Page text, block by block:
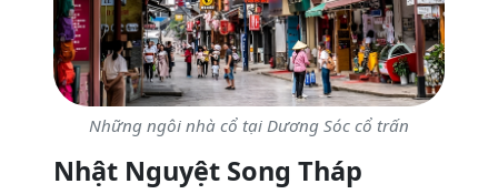
Những ngôi nhà cổ tại Dương Sóc cổ trấn
Nhật Nguyệt Song Tháp